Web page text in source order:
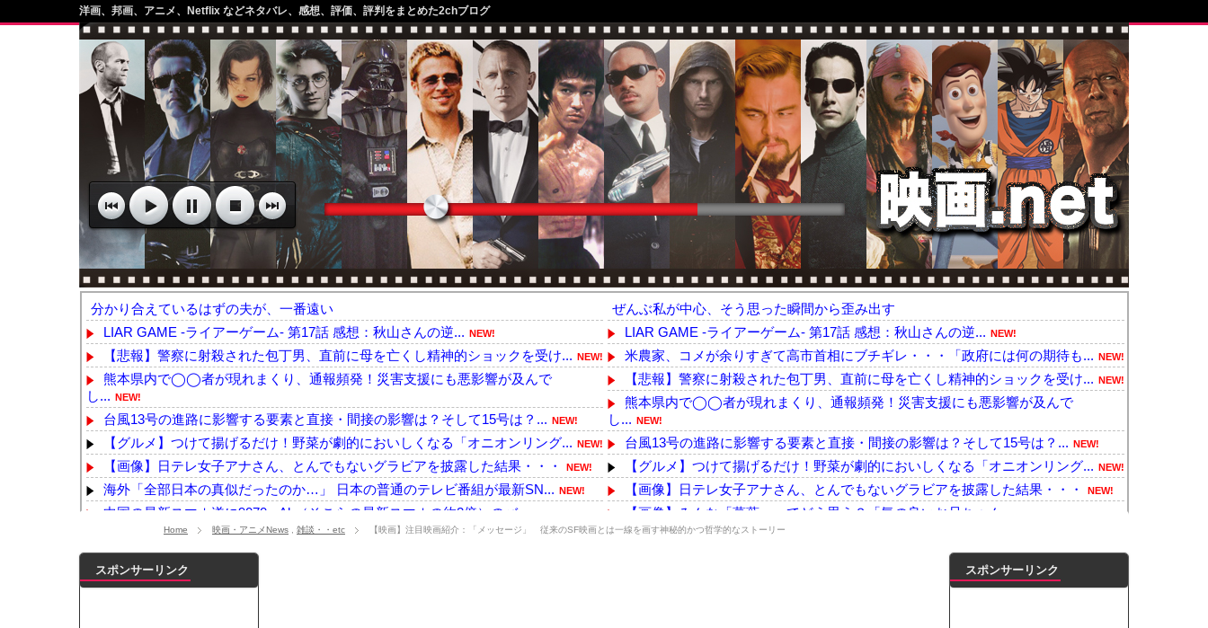
洋画、邦画、アニメ、Netflix などネタバレ、感想、評価、評判をまとめた2chブログ
分かり合えているはずの夫が、一番遠い
LIAR GAME -ライアーゲーム- 第17話 感想：秋山さんの逆... NEW!
【悲報】警察に射殺された包丁男、直前に母を亡くし精神的ショックを受け... NEW!
熊本県内で◯◯者が現れまくり、通報頻発！災害支援にも悪影響が及んで
し... NEW!
台風13号の進路に影響する要素と直接・間接の影響は？そして15号は？... NEW!
【グルメ】つけて揚げるだけ！野菜が劇的においしくなる「オニオンリング... NEW!
【画像】日テレ女子アナさん、とんでもないグラビアを披露した結果・・・ NEW!
海外「全部日本の真似だったのか…」 日本の普通のテレビ番組が最新SN... NEW!
中国の最新スマホ遂に9070mAh（そこらの最新スマホの約2倍）のバ...
PCパーツ高すぎて自作する人減ってるよな NEW!
【熊本地震】イオンの猫カフェ、悲惨なことになっていた・・・・
【デレマス】Pの家の合鍵を勝手に作って部屋に侵入しそうなアイドル
ぜんぶ私が中心、そう思った瞬間から歪み出す
LIAR GAME -ライアーゲーム- 第17話 感想：秋山さんの逆... NEW!
米農家、コメが余りすぎて高市首相にブチギレ・・・「政府には何の期待も... NEW!
【悲報】警察に射殺された包丁男、直前に母を亡くし精神的ショックを受け... NEW!
熊本県内で◯◯者が現れまくり、通報頻発！災害支援にも悪影響が及んで
し... NEW!
台風13号の進路に影響する要素と直接・間接の影響は？そして15号は？... NEW!
【グルメ】つけて揚げるだけ！野菜が劇的においしくなる「オニオンリング... NEW!
【画像】日テレ女子アナさん、とんでもないグラビアを披露した結果・・・ NEW!
【画像】みんな「葛葉」ってどう思う？「気の良いお兄ちゃん」
海外「全部日本の真似だったのか…」 日本の普通のテレビ番組が最新SN...
中国の最新スマホ遂に9070mAh（そこらの最新スマホの約2倍）のバ...
Home 映画・アニメNews 雑談・・etc 【映画】注目映画紹介：「メッセージ」 従来のSF映画とは一線を画す神秘的かつ哲学的なストーリー
スポンサーリンク スポンサーリンク